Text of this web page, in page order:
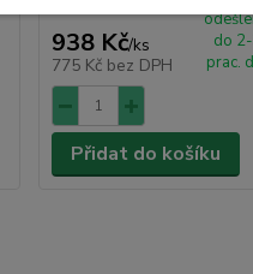
938 Kč/ks
775 Kč bez DPH
do
prac.
Přidat do košíku